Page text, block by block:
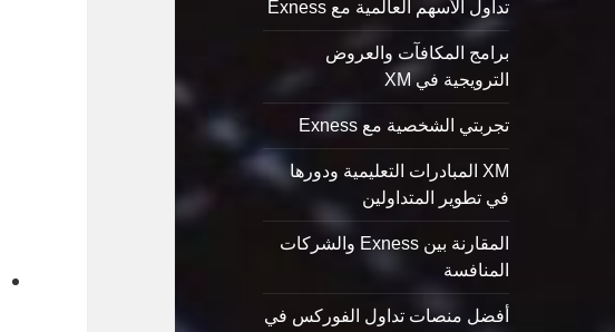
تداول الأسهم العالمية مع Exness
برامج المكافآت والعروض
الترويجية في XM
تجربتي الشخصية مع Exness
XM المبادرات التعليمية ودورها
في تطوير المتداولين
المقارنة بين Exness والشركات
المنافسة
أفضل منصات تداول الفوركس في